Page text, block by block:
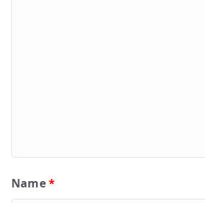
Name*